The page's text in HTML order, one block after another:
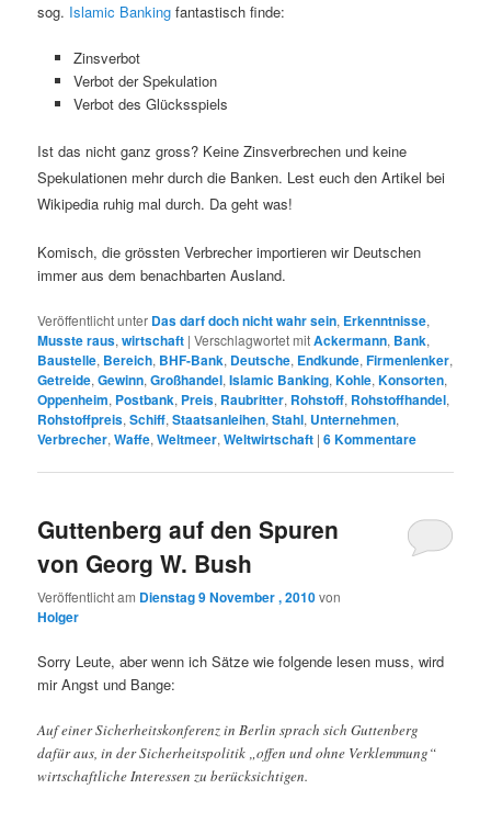
sog. Islamic Banking fantastisch finde:
Zinsverbot
Verbot der Spekulation
Verbot des Glücksspiels
Ist das nicht ganz gross? Keine Zinsverbrechen und keine
Spekulationen mehr durch die Banken. Lest euch den Artikel bei
Wikipedia ruhig mal durch. Da geht was!
Komisch, die grössten Verbrecher importieren wir Deutschen
immer aus dem benachbarten Ausland.
Veröffentlicht unter Das darf doch nicht wahr sein, Erkenntnisse,
Musste raus,wirtschaft |Verschlagwortet mitAckermann, Bank,
Baustelle, Bereich, BHF-Bank, Deutsche, Endkunde,Firmenlenker,
Getreide,Gewinn,Großhandel,Islamic Banking,Kohle,Konsorten,
Oppenheim, Postbank, Preis, Raubritter, Rohstoff, Rohstoffhandel,
Rohstoffpreis,Schiff,Staatsanleihen,Stahl, Unternehmen,
Verbrecher,Waffe,Weltmeer,Weltwirtschaft |6Kommentare
Guttenberg auf den Spuren
von Georg W. Bush
Veröffentlicht am Dienstag 9 November , 2010von
Holger
Sorry Leute, aber wenn ich Sätze wie folgende lesen muss, wird
mir Angst und Bange:
Auf einer Sicherheitskonferenz in Berlin sprach sich Guttenberg
dafür aus, in der Sicherheitspolitik „offen und ohne Verklemmung“
wirtschaftliche Interessen zu berücksichtigen.